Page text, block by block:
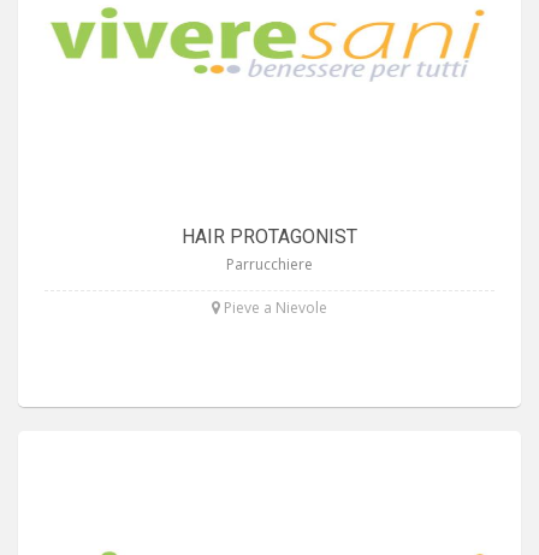
HAIR PROTAGONIST
Parrucchiere
Pieve a Nievole